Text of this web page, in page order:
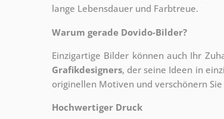
lange Lebensdauer und Farbtreue.
Warum gerade Dovido-Bilder?
Einzigartige Bilder können auch Ihr
Grafikdesigners, der seine Ideen in
originellen Motiven und verschönern
Hochwertiger Druck